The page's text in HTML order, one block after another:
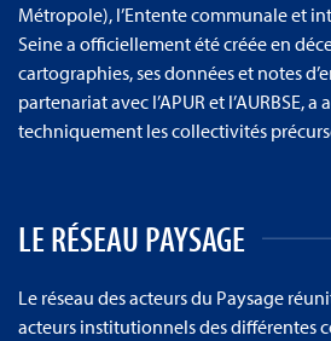
Métropole), l’Entente communale et
Seine a officiellement été créée en
cartographies, ses données et notes
partenariat avec l’APUR et l’AURBSE,
techniquement les collectivités
LE RÉSEAU PAYSAGE
Le réseau des acteurs du Paysage
acteurs institutionnels des différentes